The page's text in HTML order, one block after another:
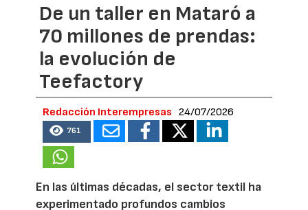
De un taller en Mataró a
70 millones de prendas:
la evolución de
Teefactory
Redacción Interempresas 24/07/2026
761
En las últimas décadas, el sector textil ha
experimentado profundos cambios